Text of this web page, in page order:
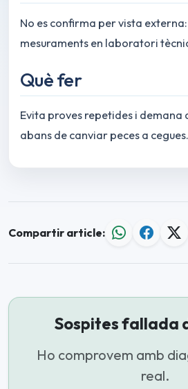
No es confirma per vista
mesuraments en laboratori
Què fer
Evita proves repetides i
abans de canviar peces a cegues.
Compartir article:
Sospites fallada
Ho comprovem amb
real.